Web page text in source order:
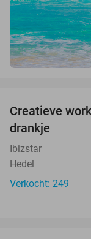
Creatieve
drankje
Ibizstar
Hedel
Verkocht: 249